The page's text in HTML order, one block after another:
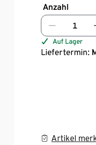
Anzahl
Auf Lager
Liefertermin:
Artikel